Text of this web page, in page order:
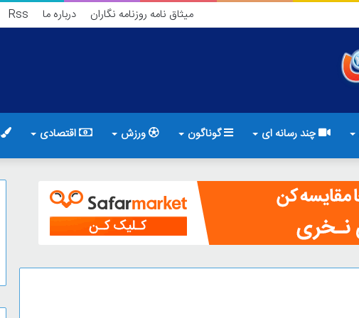
میثاق نامه روزنامه نگاران درباره ما Rss
چند رسانه ای گوناگون ورزش اقتصادی